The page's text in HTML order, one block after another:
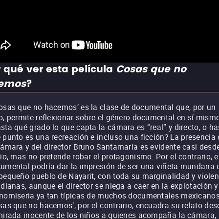
qué ver esta película Cosas que no
?
que no hacemos’ es la clase de documental que, por un
permite reflexionar sobre el género documental en sí
qué grado lo que capta la cámara es “real” y directo, o
punto es una recreación e incluso una ficción? La presencia
y del director Bruno Santamaría es evidente casi
mas no pretende robar el protagonismo. Por el contrario,
podría dar la impresión de ser una viñeta mundana
pueblo de Nayarit, con toda su marginalidad y
aunque el director se niega a caer en la explotación
ya tan típicas de muchos documentales
que no hacemos’, por el contrario, encuadra su relato
inocente de los niños a quienes acompaña la cámara,